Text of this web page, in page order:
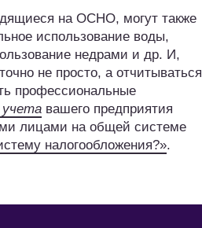
на ОСНО, могут также
использование воды,
недрами и др. И,
не просто, а отчитываться
профессиональные
учета вашего предприятия
лицами на общей системе
налогообложения?».